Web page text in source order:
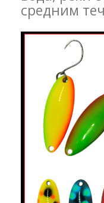
средним